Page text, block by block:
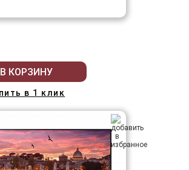
В КОРЗИНУ
в 1 клик